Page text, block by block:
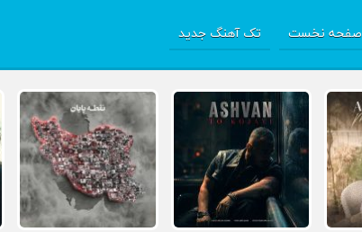
صفحه نخست تک آهنگ جدید